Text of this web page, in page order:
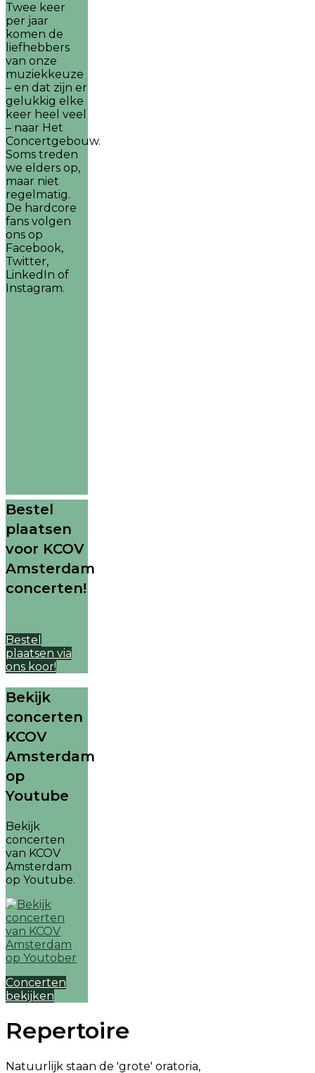
Twee keer
per jaar
komen de
liefhebbers
van onze
muziekkeuze
– en dat zijn er
gelukkig elke
keer heel veel
– naar Het
Concertgebouw.
Soms treden
we elders op,
maar niet
regelmatig.
De hardcore
fans volgen
ons op
Facebook,
Twitter,
LinkedIn of
Instagram.
Bestel
plaatsen
voor KCOV
Amsterdam
concerten!
Bestel
plaatsen via
ons koor!
Bekijk
concerten
KCOV
Amsterdam
op
Youtube
Bekijk
concerten
van KCOV
Amsterdam
op Youtube.
Concerten
bekijken
Repertoire
Natuurlijk staan de 'grote' oratoria,